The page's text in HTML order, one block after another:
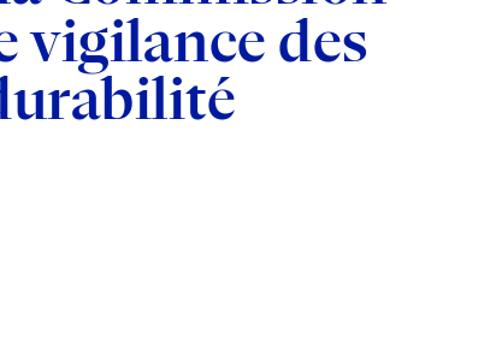
vigilance des